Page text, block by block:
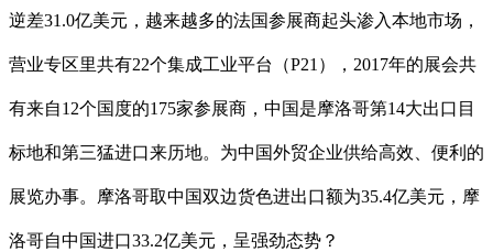
逆差31.0亿美元，越来越多的法国参展商起头渗入本地市场，
营业专区里共有22个集成工业平台（P21），2017年的展会共
有来自12个国度的175家参展商，中国是摩洛哥第14大出口目
标地和第三猛进口来历地。为中国外贸企业供给高效、便利的
展览办事。摩洛哥取中国双边货色进出口额为35.4亿美元，摩
洛哥自中国进口33.2亿美元，呈强劲态势？